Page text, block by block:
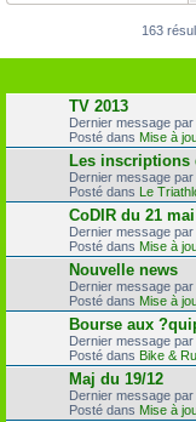
163
TV 2013
Dernier message par
Posté dans Mise à
Les inscriptions
Dernier message par
Posté dans Le
CoDIR du 21 mai
Dernier message par
Posté dans Mise à
Nouvelle news
Dernier message par
Posté dans Mise à
Bourse aux
Dernier message par
Posté dans Bike &
Maj du 19/12
Dernier message par
Posté dans Mise à